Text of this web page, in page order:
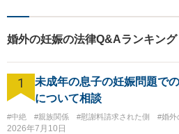
さ」「人間力」
駆使して依頼者
り戻すべく全力
す。
婚外の妊娠の法律Q&Aランキング
1
未成年の息子の妊娠問題で
について相談
#中絶 #親族関係 #慰謝料請求された側 #婚外
2026年7月10日